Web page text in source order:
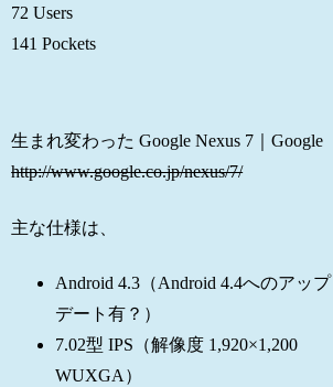
72 Users
141 Pockets
生まれ変わった Google Nexus 7｜Google
http://www.google.co.jp/nexus/7/
主な仕様は、
Android 4.3（Android 4.4へのアップ
デート有？）
7.02型 IPS（解像度 1,920×1,200
WUXGA）